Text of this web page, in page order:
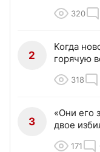
320
2
Когда
горячую
318
3
«Они его
двое
171